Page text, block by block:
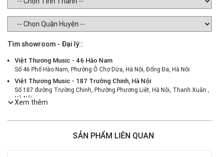
Tìm showroom - Đại lý::
Việt Thương Music - 46 Hào Nam
Số 46 Phố Hào Nam, Phường Ô Chợ Dừa, Hà Nội, Đống Đa, Hà Nội
Việt Thương Music - 187 Trường Chinh, Hà Nội
Số 187 đường Trường Chinh, Phường Phương Liệt, Hà Nội, Thanh Xuân ,
Hà Nội
Việt Thương Music - 180 Võ Thị Sáu
Xem thêm
SẢN PHẨM LIÊN QUAN